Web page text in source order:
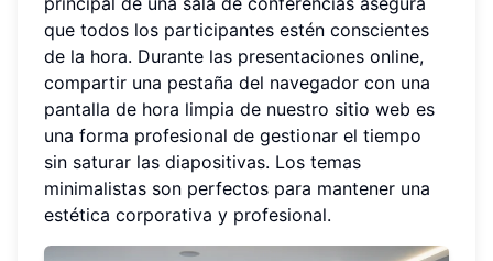
que todos los participantes estén conscientes
de la hora. Durante las presentaciones online,
compartir una pestaña del navegador con una
pantalla de hora limpia de nuestro sitio web es
una forma profesional de gestionar el tiempo
sin saturar las diapositivas. Los temas
minimalistas son perfectos para mantener una
estética corporativa y profesional.